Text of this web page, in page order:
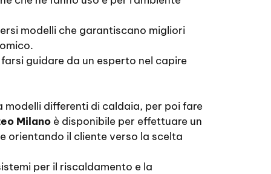
modelli che garantiscano migliori
guidare da un esperto nel capire
modelli differenti di caldaia, per poi fare
Milano è disponibile per effettuare un
orientando il cliente verso la scelta
per il riscaldamento e la